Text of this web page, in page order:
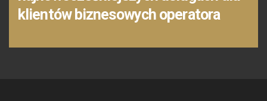
klientów biznesowych operatora